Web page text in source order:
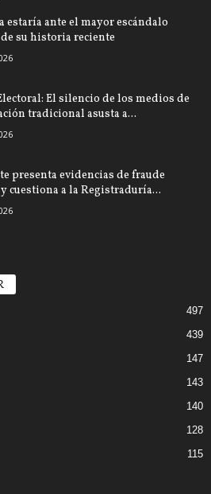
estaría ante el mayor escándalo
su historia reciente
El silencio de los medios de
tradicional asusta a...
presenta evidencias de fraude
cuestiona a la Registraduría...
497
439
147
143
140
128
115